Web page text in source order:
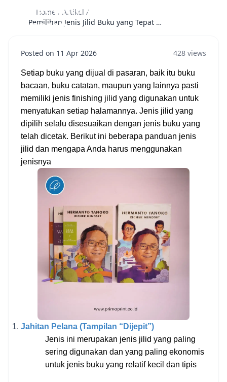
Tepat Untuk Buku Catatan Dan
Laporan
Home / Artikel /
Pemilihan Jenis Jilid Buku yang Tepat untuk Buku Catatan dan Laporan
Posted on 11 Apr 2026 428 views
Setiap buku yang dijual di pasaran, baik itu buku
bacaan, buku catatan, maupun yang lainnya pasti
memiliki jenis finishing jilid yang digunakan untuk
menyatukan setiap halamannya. Jenis jilid yang
dipilih selalu disesuaikan dengan jenis buku yang
telah dicetak. Berikut ini beberapa panduan jenis
jilid dan mengapa Anda harus menggunakan
jenisnya
Jahitan Pelana (Tampilan “Dijepit”)
Jenis ini merupakan jenis jilid yang paling
sering digunakan dan yang paling ekonomis
untuk jenis buku yang relatif kecil dan tipis